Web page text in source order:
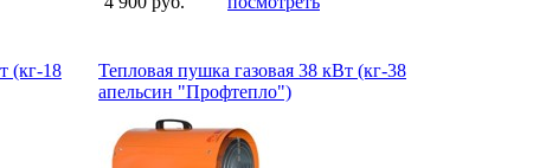
(кг-18
Тепловая пушка газовая 38 кВт (кг-38
апельсин "Профтепло")